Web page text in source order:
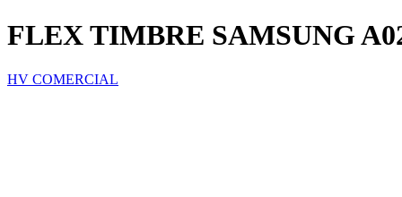
FLEX TIMBRE SAMSUNG
HV COMERCIAL